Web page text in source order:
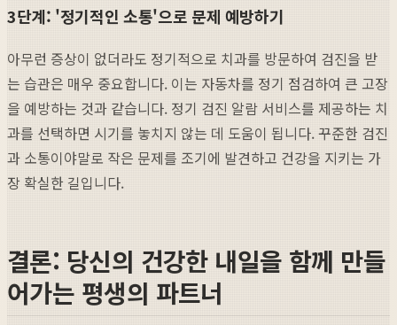
3단계: '정기적인 소통'으로 문제 예방하기
아무런 증상이 없더라도 정기적으로 치과를 방문하여 검진을 받
는 습관은 매우 중요합니다. 이는 자동차를 정기 점검하여 큰 고장
을 예방하는 것과 같습니다. 정기 검진 알람 서비스를 제공하는 치
과를 선택하면 시기를 놓치지 않는 데 도움이 됩니다. 꾸준한 검진
과 소통이야말로 작은 문제를 조기에 발견하고 건강을 지키는 가
장 확실한 길입니다.
결론: 당신의 건강한 내일을 함께 만들
어가는 평생의 파트너